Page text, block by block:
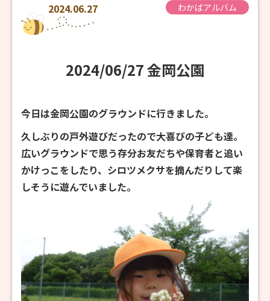
2024.06.27 わかばアルバム
2024/06/27 金岡公園
今日は金岡公園のグラウンドに行きました。
久しぶりの戸外遊びだったので大喜びの子ども達。
広いグラウンドで思う存分お友だちや保育者と追い
かけっこをしたり、シロツメクサを摘んだりして楽
しそうに遊んでいました。